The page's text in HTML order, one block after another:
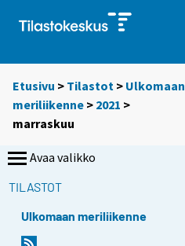
Etusivu > Tilastot > Ulkomaan
meriliikenne > 2021 >
marraskuu
Avaa valikko
TILASTOT
Ulkomaan meriliikenne